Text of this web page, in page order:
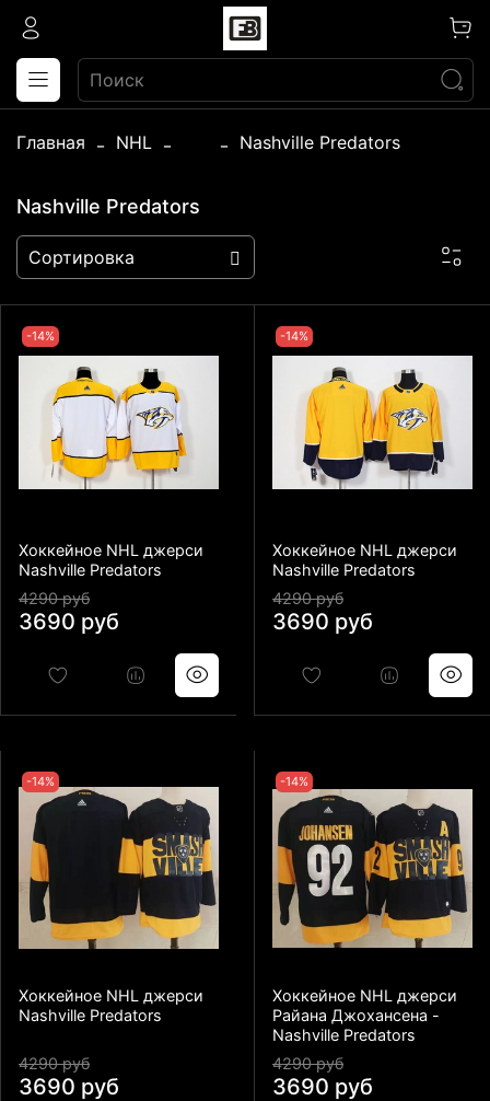
Главная NHL Nashville Predators
Nashville Predators
-14%
Хоккейное NHL джерси
Nashville Predators
4290 руб
3690 руб
-14%
Хоккейное NHL джерси
Nashville Predators
4290 руб
3690 руб
-14%
Хоккейное NHL джерси
Nashville Predators
4290 руб
3690 руб
-14%
Хоккейное NHL джерси
Райана Джохансена -
Nashville Predators
4290 руб
3690 руб